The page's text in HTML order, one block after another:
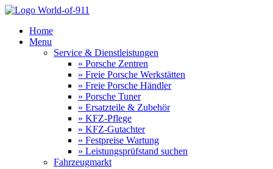
Home
Menu
Service & Dienstleistungen
» Porsche Zentren
» Freie Porsche Werkstätten
» Freie Porsche Händler
» Porsche Tuner
» Ersatzteile & Zubehör
» KFZ-Pflege
» KFZ-Gutachter
» Festpreise Wartung
» Leistungsprüfstand suchen
Fahrzeugmarkt